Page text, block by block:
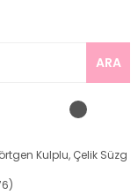
ARA
Kulplu, Çelik